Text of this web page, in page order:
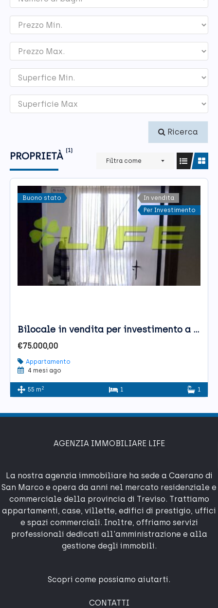
Ricerca
PROPRIETÀ (1)
Filtra come
Buono stato
In vendita
Per Investimento
Bilocale in vendita per investimento a Caerano di San Marco
€75.000,00
Appartamento
4 mesi ago
55 m2 1 1
AGENZIA IMMOBILIARE LIFE
La nostra agenzia immobiliare ha sede a Caerano di
San Marco e opera da anni nel mercato residenziale e
commerciale della provincia di Treviso. Trattiamo
appartamenti, case, villette, edifici di prestigio, uffici
e spazi commerciali. Inoltre, offriamo servizi
professionali dedicati all'amministrazione e alla
gestione degli immobili.
Scopri come possiamo aiutarti.
CONTATTI